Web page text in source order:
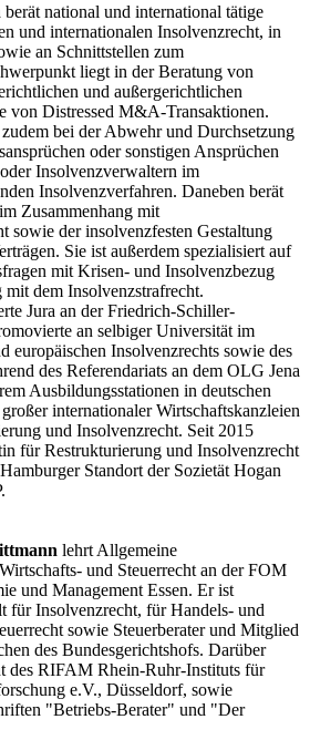
berät national und international tätige
und internationalen Insolvenzrecht, in
an Schnittstellen zum
liegt in der Beratung von
und außergerichtlichen
von Distressed M&A-Transaktionen.
bei der Abwehr und Durchsetzung
oder sonstigen Ansprüchen
Insolvenzverwaltern im
Insolvenzverfahren. Daneben berät
Zusammenhang mit
sowie der insolvenzfesten Gestaltung
Sie ist außerdem spezialisiert auf
mit Krisen- und Insolvenzbezug
dem Insolvenzstrafrecht.
Jura an der Friedrich-Schiller-
an selbiger Universität im
europäischen Insolvenzrechts sowie des
des Referendariats an dem OLG Jena
Ausbildungsstationen in deutschen
internationaler Wirtschaftskanzleien
und Insolvenzrecht. Seit 2015
für Restrukturierung und Insolvenzrecht
Standort der Sozietät Hogan
lehrt Allgemeine
und Steuerrecht an der FOM
und Management Essen. Er ist
für Insolvenzrecht, für Handels- und
sowie Steuerberater und Mitglied
des Bundesgerichtshofs. Darüber
des RIFAM Rhein-Ruhr-Instituts für
e.V., Düsseldorf, sowie
"Betriebs-Berater" und "Der